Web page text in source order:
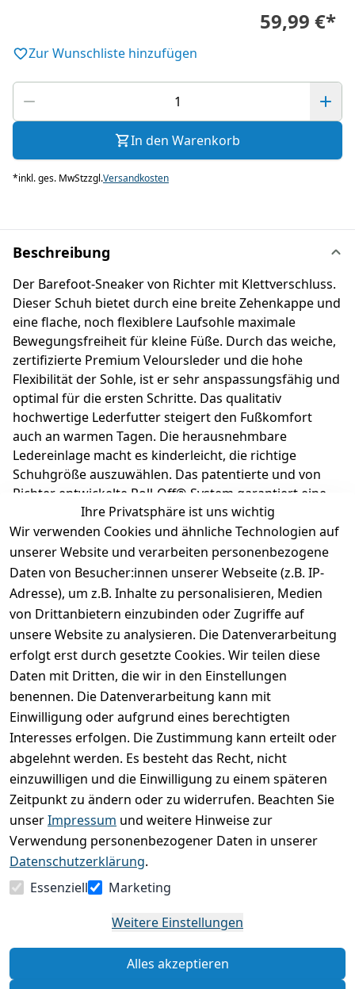
59,99 €*
Zur Wunschliste hinzufügen
In den Warenkorb
*inkl. ges. MwStzzgl.Versandkosten
Beschreibung
Der Barefoot-Sneaker von Richter mit Klettverschluss.
Dieser Schuh bietet durch eine breite Zehenkappe und
eine flache, noch flexiblere Laufsohle maximale
Bewegungsfreiheit für kleine Füße. Durch das weiche,
zertifizierte Premium Veloursleder und die hohe
Flexibilität der Sohle, ist er sehr anspassungsfähig und
optimal für die ersten Schritte. Das qualitativ
hochwertige Lederfutter steigert den Fußkomfort
auch an warmen Tagen. Die herausnehmbare
Ledereinlage macht es kinderleicht, die richtige
Schuhgröße auszuwählen. Das patentierte und von
Richter entwickelte Roll-Off®-System garantiert eine
flexible Sohle, die das natürliche Wachstum der Füße
unterstützt. Richter Kinderschuhe - Kids shoes since
1893.
Produktdetails
Kundenrezensionen
Durchschnittliche Bewertung
0
Basierend auf 0 Bewertung(en)
Bewertung abgeben
5
( 0 )
4
( 0 )
3
( 0 )
2
( 0 )
1
Artikel abgegeben
Rechtliche Hinweise – Klicken Sie hier für weitere
Ihre Privatsphäre ist uns wichtig
Wir verwenden Cookies und ähnliche Technologien auf
unserer Website und verarbeiten personenbezogene
Daten von Besucher:innen unserer Webseite (z.B. IP-
Adresse), um z.B. Inhalte zu personalisieren, Medien
von Drittanbietern einzubinden oder Zugriffe auf
unsere Website zu analysieren. Die Datenverarbeitung
erfolgt erst durch gesetzte Cookies. Wir teilen diese
Daten mit Dritten, die wir in den Einstellungen
benennen. Die Datenverarbeitung kann mit
Einwilligung oder aufgrund eines berechtigten
Interesses erfolgen. Die Zustimmung kann erteilt oder
abgelehnt werden. Es besteht das Recht, nicht
einzuwilligen und die Einwilligung zu einem späteren
Zeitpunkt zu ändern oder zu widerrufen. Beachten Sie
unserImpressum und weitere Hinweise zur
Verwendung personenbezogener Daten in unserer
Datenschutzerklärung.
Essenziell
Marketing
Weitere Einstellungen
Alles akzeptieren